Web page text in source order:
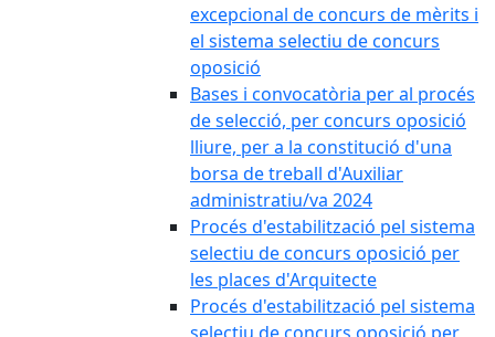
excepcional de concurs de mèrits i
el sistema selectiu de concurs
oposició
Bases i convocatòria per al procés
de selecció, per concurs oposició
lliure, per a la constitució d'una
borsa de treball d'Auxiliar
administratiu/va 2024
Procés d'estabilització pel sistema
selectiu de concurs oposició per
les places d'Arquitecte
Procés d'estabilització pel sistema